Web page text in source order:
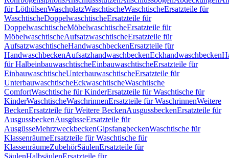
für LöthülsenWaschplatzWaschtischeWaschtischeErsatzteile für
WaschtischeDoppelwaschtischeErsatzteile für
DoppelwaschtischeMöbelwaschtischeErsatzteile für
MöbelwaschtischeAufsatzwaschtischeErsatzteile für
AufsatzwaschtischeHandwaschbeckenErsatzteile für
HandwaschbeckenAufsatzhandwaschbeckenEckhandwaschbecken
für HalbeinbauwaschtischeEinbauwaschtischeErsatzteile für
EinbauwaschtischeUnterbauwaschtischeErsatzteile für
UnterbauwaschtischeEckwaschtischeWaschtische
ComfortWaschtische für KinderErsatzteile für Waschtische für
KinderWaschtischeWaschrinnenErsatzteile für WaschrinnenWeitere
BeckenErsatzteile für Weitere BeckenAusgussbeckenErsatzteile für
AusgussbeckenAusgüsseErsatzteile für
AusgüsseMehrzweckbeckenGipsfangbeckenWaschtische für
KlassenräumeErsatzteile für Waschtische für
KlassenräumeZubehörSäulenErsatzteile für
SäulenHalbsäulenErsatzteile für